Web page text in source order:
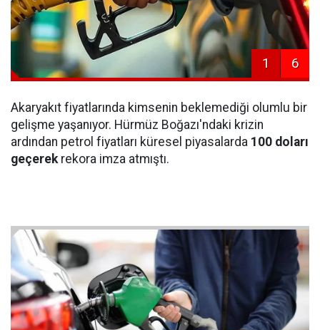
1 6
Akaryakıt fiyatlarında kimsenin beklemediği olumlu bir
gelişme yaşanıyor. Hürmüz Boğazı'ndaki krizin
ardından petrol fiyatları küresel piyasalarda 100 doları
geçerekrekora imza atmıştı.